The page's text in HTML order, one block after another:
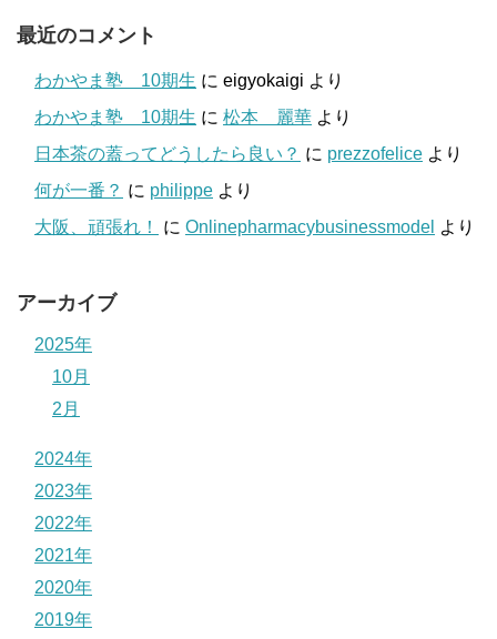
最近のコメント
わかやま塾 10期生 に eigyokaigi より
わかやま塾 10期生 に 松本 麗華 より
日本茶の蓋ってどうしたら良い？ に prezzofelice より
何が一番？ に philippe より
大阪、頑張れ！
に Onlinepharmacybusinessmodel より
アーカイブ
2025年
10月
2月
2024年
2023年
2022年
2021年
2020年
2019年